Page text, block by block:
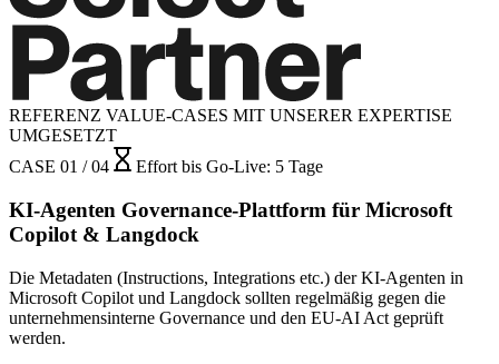
REFERENZ VALUE-CASES MIT UNSERER EXPERTISE
UMGESETZT
CASE 01 / 04
Effort bis Go-Live: 5 Tage
KI-Agenten Governance-Plattform für Microsoft
Copilot & Langdock
Die Metadaten (Instructions, Integrations etc.) der KI-Agenten in
Microsoft Copilot und Langdock sollten regelmäßig gegen die
unternehmensinterne Governance und den EU-AI Act geprüft
werden.